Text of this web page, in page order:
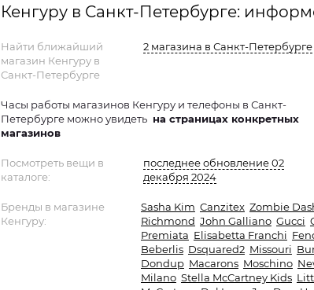
Кенгуру в Санкт-Петербурге:
Найти ближайший
магазин Кенгуру в
Санкт-Петербурге
2 магазина в Санкт-Петербурге
Часы работы магазинов Кенгуру и телефоны в Санкт-
Петербурге можно увидеть на страницах конкретных
магазинов
Посмотреть вещи в
каталоге:
последнее обновление 02
декабря 2024
Бренды в магазине
Кенгуру:
Sasha Kim Canzitex Zombie
Richmond John Galliano Gucci
Premiata Elisabetta Franchi
Beberlis Dsquared2 Missouri
Dondup Macarons Moschino
Milano Stella McCartney Kids